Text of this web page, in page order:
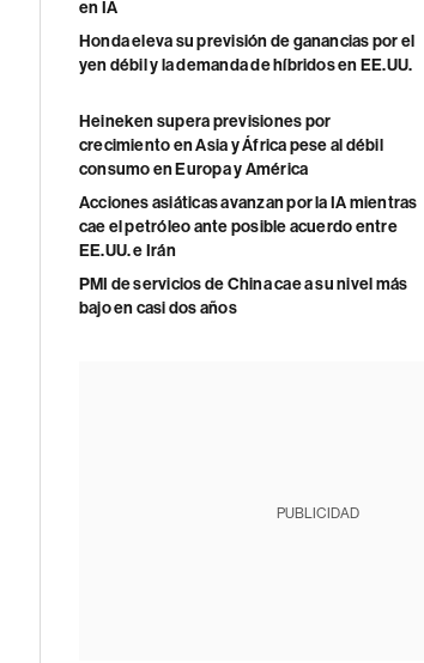
en IA
Honda eleva su previsión de ganancias por el
yen débil y la demanda de híbridos en EE.UU.
Heineken supera previsiones por
crecimiento en Asia y África pese al débil
consumo en Europa y América
Acciones asiáticas avanzan por la IA mientras
cae el petróleo ante posible acuerdo entre
EE.UU. e Irán
PMI de servicios de China cae a su nivel más
bajo en casi dos años
PUBLICIDAD